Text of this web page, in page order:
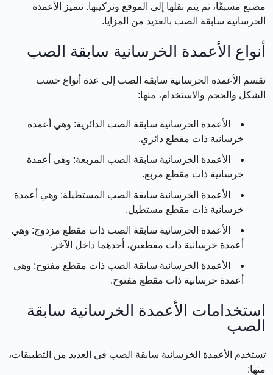
مصنع مسبقًا، ثم يتم نقلها إلى الموقع وتركيبها. تتميز الأعمدة
الخرسانية سابقة الصب بالعديد من المزايا.
أنواع الأعمدة الخرسانية سابقة الصب
تقسم الأعمدة الخرسانية سابقة الصب إلى عدة أنواع حسب
الشكل والحجم والاستخدام، منها:
الأعمدة الخرسانية سابقة الصب الدائرية: وهي أعمدة
خرسانية ذات مقطع دائري.
الأعمدة الخرسانية سابقة الصب المربعة: وهي أعمدة
خرسانية ذات مقطع مربع.
الأعمدة الخرسانية سابقة الصب المستطيلة: وهي أعمدة
خرسانية ذات مقطع مستطيل.
الأعمدة الخرسانية سابقة الصب ذات مقطع مزدوج: وهي
أعمدة خرسانية ذات مقطعين، أحدهما داخل الآخر.
الأعمدة الخرسانية سابقة الصب ذات مقطع مفتوح: وهي
أعمدة خرسانية ذات مقطع مفتوح.
استخدامات الأعمدة الخرسانية سابقة
الصب
تستخدم الأعمدة الخرسانية سابقة الصب في العديد من التطبيقات،
منها: